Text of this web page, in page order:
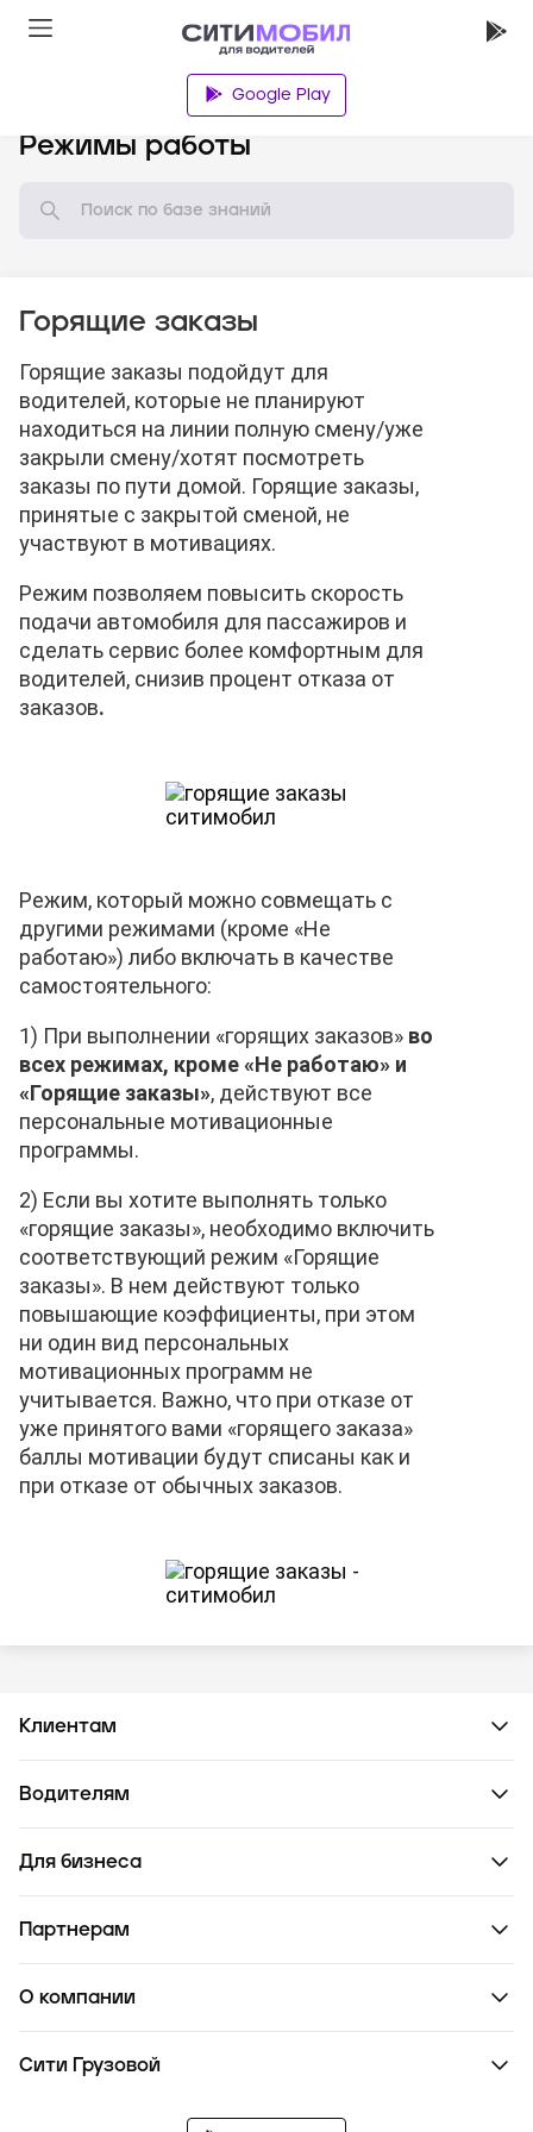
Google Play
Режимы работы
Горящие заказы
Горящие заказы подойдут для
водителей, которые не планируют
находиться на линии полную смену/уже
закрыли смену/хотят посмотреть
заказы по пути домой. Горящие заказы,
принятые с закрытой сменой, не
участвуют в мотивациях.
Режим позволяем повысить скорость
подачи автомобиля для пассажиров и
сделать сервис более комфортным для
водителей, снизив процент отказа от
заказов.
Режим, который можно совмещать с
другими режимами (кроме «Не
работаю») либо включать в качестве
самостоятельного:
1) При выполнении «горящих заказов» во
всех режимах, кроме «Не работаю» и
«Горящие заказы», действуют все
персональные мотивационные
программы.
2) Если вы хотите выполнять только
«горящие заказы», необходимо включить
соответствующий режим «Горящие
заказы». В нем действуют только
повышающие коэффициенты, при этом
ни один вид персональных
мотивационных программ не
учитывается. Важно, что при отказе от
уже принятого вами «горящего заказа»
баллы мотивации будут списаны как и
при отказе от обычных заказов.
Клиентам
Водителям
Для бизнеса
Партнерам
О компании
Сити Грузовой